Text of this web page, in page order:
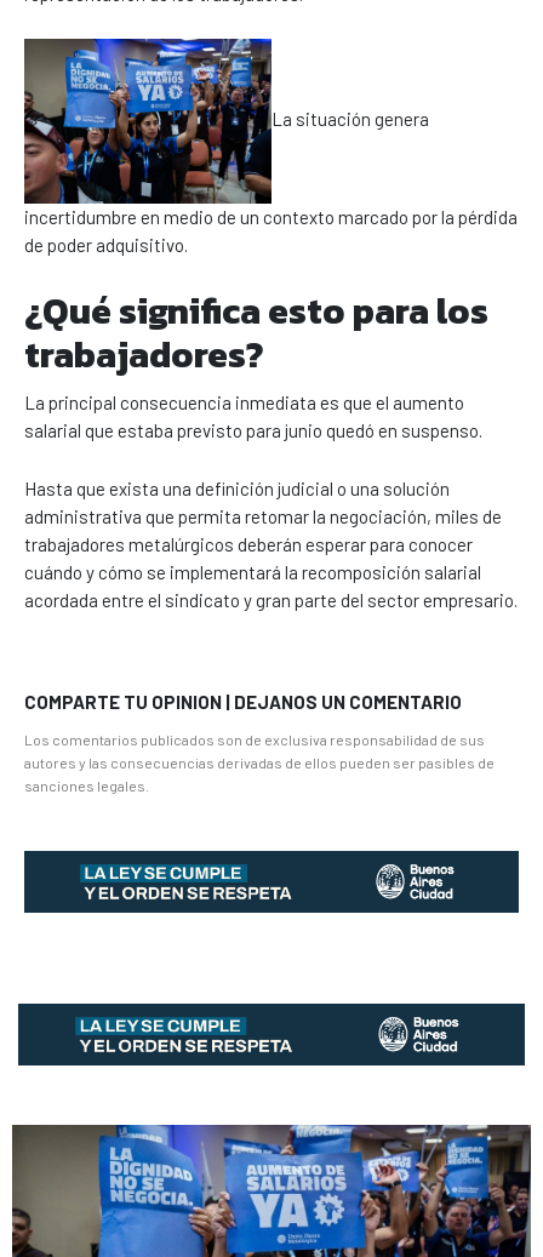
La situación genera
incertidumbre en medio de un contexto marcado por la pérdida
de poder adquisitivo.
¿Qué significa esto para los
trabajadores?
La principal consecuencia inmediata es que el aumento
salarial que estaba previsto para junio quedó en suspenso.
Hasta que exista una definición judicial o una solución
administrativa que permita retomar la negociación, miles de
trabajadores metalúrgicos deberán esperar para conocer
cuándo y cómo se implementará la recomposición salarial
acordada entre el sindicato y gran parte del sector empresario.
COMPARTE TU OPINION | DEJANOS UN COMENTARIO
Los comentarios publicados son de exclusiva responsabilidad de sus
autores y las consecuencias derivadas de ellos pueden ser pasibles de
sanciones legales.